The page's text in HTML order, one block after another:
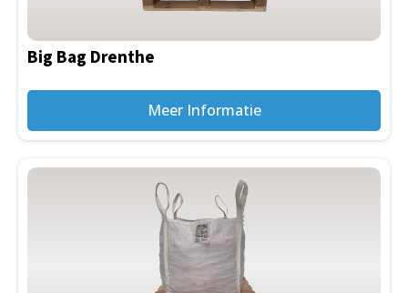
Big Bag Drenthe
Meer Informatie